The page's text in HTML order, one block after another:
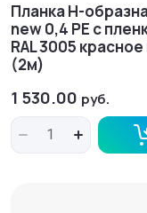
Планка H-
new 0,4 PE с
RAL 3005
(2м)
1 530.00 руб.